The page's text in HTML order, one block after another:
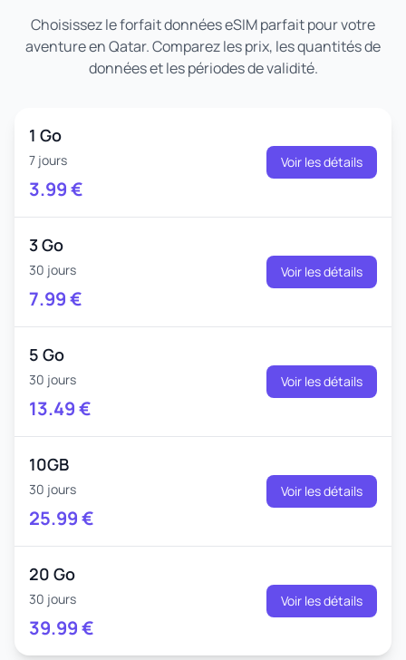
Choisissez le forfait données eSIM parfait pour votre
aventure en Qatar. Comparez les prix, les quantités de
données et les périodes de validité.
1 Go
7 jours
3.99€
Voir les détails
3 Go
30 jours
7.99€
Voir les détails
5 Go
30 jours
13.49€
Voir les détails
10GB
30 jours
25.99€
Voir les détails
20 Go
30 jours
39.99€
Voir les détails